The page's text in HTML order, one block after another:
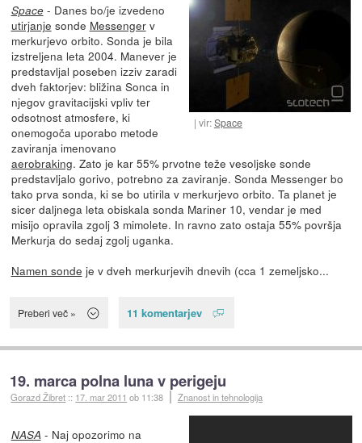
vir:Space
Space- Danes bo/je izvedeno
utirjanje sonde Messengerv
merkurjevo orbito. Sonda je bila
izstreljena leta 2004. Manever je
predstavljal poseben izziv zaradi
dveh faktorjev: bližina Sonca in
njegov gravitacijski vpliv ter
odsotnost atmosfere, ki
onemogoča uporabo metode
zaviranja imenovano
aerobraking. Zato je kar 55% prvotne teže vesoljske sonde
predstavljalo gorivo, potrebno za zaviranje. Sonda Messenger bo
tako prva sonda, ki se bo utirila v merkurjevo orbito. Ta planet je
sicer daljnega leta obiskala sonda Mariner 10, vendar je med
misijo opravila zgolj 3 mimolete. In ravno zato ostaja 55% površja
Merkurja do sedaj zgolj uganka.
Namen sonde je v dveh merkurjevih dnevih (cca 1 zemeljsko...
Preberi več » 11 komentarjev
19. marca polna luna v perigeju
Gorazd Žibret :: 17. mar 2011 ob 11:38 Znanost in tehnologija
NASA - Naj opozorimo na